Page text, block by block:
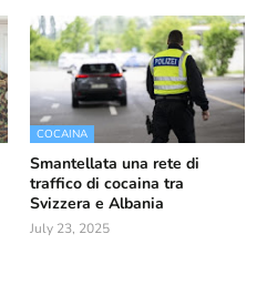
COCAINA
Smantellata una rete di
traffico di cocaina tra
Svizzera e Albania
July 23, 2025